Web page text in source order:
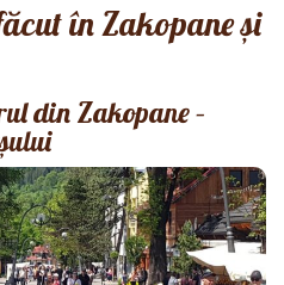
în Zakopane și
din Zakopane –